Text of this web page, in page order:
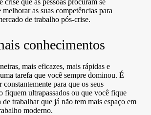
crise que as pessoas procuram se
as suas competências para
de trabalho pós-crise.
conhecimentos
mais eficazes, mais rápidas e
tarefa que você sempre dominou. É
constantemente para que os seus
fiquem ultrapassados ou que você fique
trabalhar que já não tem mais espaço em
moderno.